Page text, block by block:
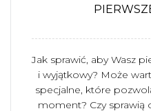
Jak sprawić, aby Wasz
i wyjątkowy? Może
specjalne, które
moment? Czy sprawią